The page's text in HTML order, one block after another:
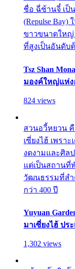
ชื่อ ฉี่ซ้านจี๋ เป็
(Repulse
ขาวขนาดใหญ่
ที่สูงเป็นอันดับ
Tsz Shan
มองค์ใหญ่แห่ง
824 views
สวนอวี้หยวน
เซี่ยงไฮ้ เพรา
งดงามและศิล
แต่เป็นสถานที่
วัฒนธรรมที่ส
กว่า 400 ปี
Yuyuan
มาเซี่ยงไฮ้ ปร
1,302 views